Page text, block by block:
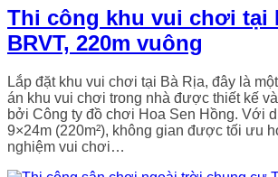
Thi công khu vui chơi tại
BRVT, 220m vuông
Lắp đặt khu vui chơi tại Bà Rịa, đây là
án khu vui chơi trong nhà được thiết kế
bởi Công ty đồ chơi Hoa Sen Hồng. Với
9×24m (220m²), không gian được tối ưu
nghiệm vui chơi…